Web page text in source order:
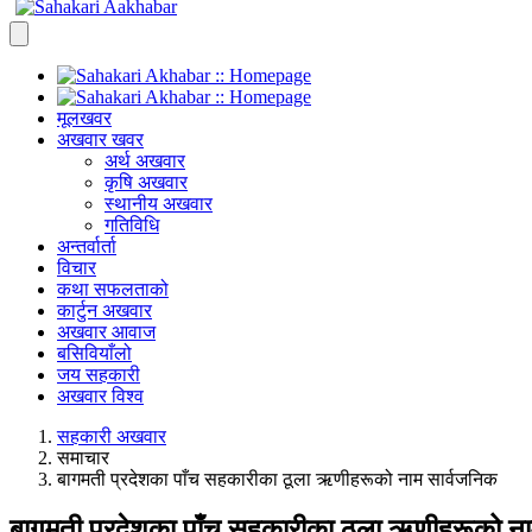
मूलखवर
अखवार खवर
अर्थ अखवार
कृषि अखवार
स्थानीय अखवार
गतिविधि
अन्तर्वार्ता
विचार
कथा सफलताको
कार्टुन अखवार
अखवार आवाज
बसिवियाँलो
जय सहकारी
अखवार विश्व
सहकारी अखवार
समाचार
बागमती प्रदेशका पाँच सहकारीका ठूला ऋणीहरूको नाम सार्वजनिक